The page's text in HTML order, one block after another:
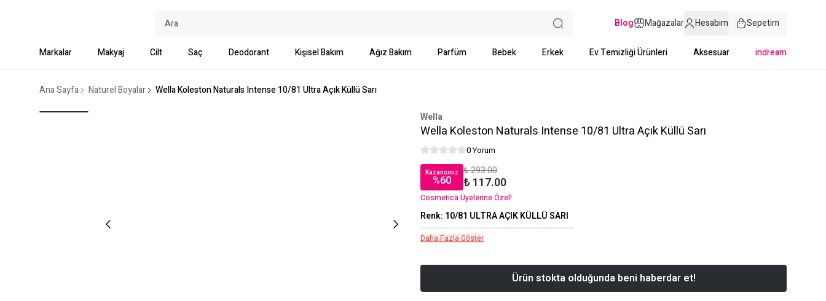
Blog Mağazalar Hesabım Sepetim
Markalar Makyaj Cilt Saç Deodorant Kişisel Bakım Ağız Bakım Parfüm Bebek Erkek Ev Temizliği Ürünleri Aksesuar indream
Ana Sayfa Naturel Boyalar Wella Koleston Naturals Intense 10/81 Ultra Açık Küllü Sarı
Wella
Wella Koleston Naturals Intense 10/81 Ultra Açık Küllü Sarı
0 Yorum
Kazancınız
%60
₺ 293.00
₺ 117.00
Cosmetica Üyelerine Özel!
Renk: 10/81 ULTRA AÇIK KÜLLÜ SARI
Daha Fazla Göster
Ürün stokta olduğunda beni haberdar et!